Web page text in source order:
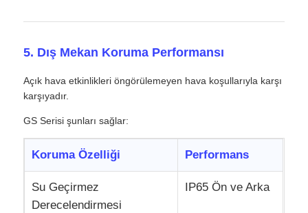
5. Dış Mekan Koruma Performansı
Açık hava etkinlikleri öngörülemeyen hava koşullarıyla karşı
karşıyadır.
GS Serisi şunları sağlar:
Koruma Özelliği Performans
Su Geçirmez
Derecelendirmesi
IP65 Ön ve Arka